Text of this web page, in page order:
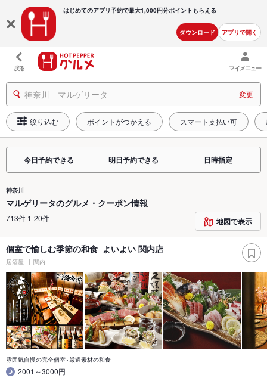
はじめてのアプリ予約で最大1,000円分ポイントもらえる
ダウンロード アプリで開く
戻る マイメニュー
神奈川 マルゲリータ 変更
絞り込む ポイントがつかえる スマート支払い可
今日予約できる 明日予約できる 日時指定
神奈川
マルゲリータのグルメ・クーポン情報
713件 1-20件 地図で表示
個室で愉しむ季節の和食 よいよい 関内店
居酒屋 関内
雰囲気自慢の完全個室×厳選素材の和食
2001～3000円